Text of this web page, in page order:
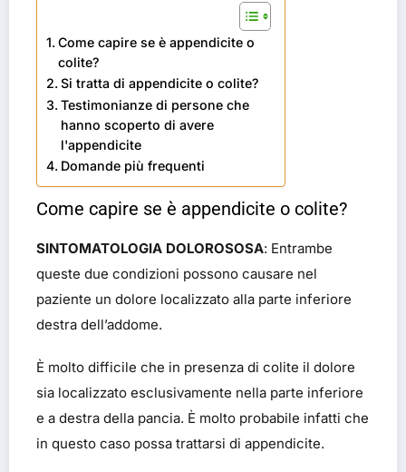
Come capire se è appendicite o
colite?
Si tratta di appendicite o colite?
Testimonianze di persone che
hanno scoperto di avere
l'appendicite
Domande più frequenti
Come capire se è appendicite o colite?
SINTOMATOLOGIA DOLOROSOSA: Entrambe
queste due condizioni possono causare nel
paziente un dolore localizzato alla parte inferiore
destra dell’addome.
È molto difficile che in presenza di colite il dolore
sia localizzato esclusivamente nella parte inferiore
e a destra della pancia. È molto probabile infatti che
in questo caso possa trattarsi di appendicite.